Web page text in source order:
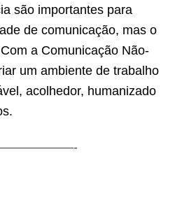
são importantes para
de comunicação, mas o
a Comunicação Não-
um ambiente de trabalho
acolhedor, humanizado